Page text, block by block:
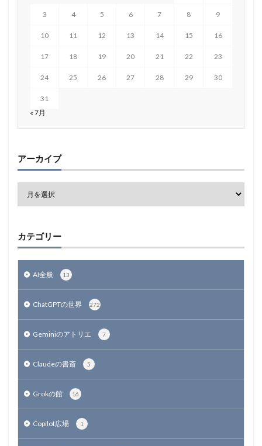
3 4 5 6 7 8 9
10 11 12 13 14 15 16
17 18 19 20 21 22 23
24 25 26 27 28 29 30
31
« 7月
アーカイブ
カテゴリー
AI全般 13
ChatGPTの世界 272
Geminiのアトリエ 7
Claudeの書斎 5
Grokの館 16
Copilot広場 1